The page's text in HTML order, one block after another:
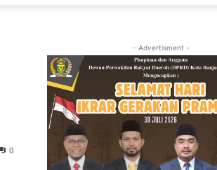
0
- Advertisment -